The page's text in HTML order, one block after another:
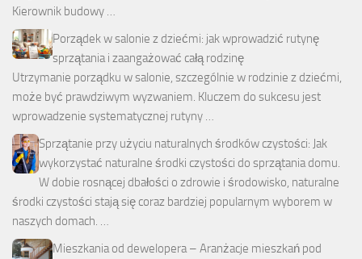
Kierownik budowy …
Porządek w salonie z dziećmi: jak wprowadzić rutynę
sprzątania i zaangażować całą rodzinę
Utrzymanie porządku w salonie, szczególnie w rodzinie z dziećmi,
może być prawdziwym wyzwaniem. Kluczem do sukcesu jest
wprowadzenie systematycznej rutyny …
Sprzątanie przy użyciu naturalnych środków czystości: Jak
wykorzystać naturalne środki czystości do sprzątania domu.
W dobie rosnącej dbałości o zdrowie i środowisko, naturalne
środki czystości stają się coraz bardziej popularnym wyborem w
naszych domach. …
Mieszkania od dewelopera – Aranżacje mieszkań pod